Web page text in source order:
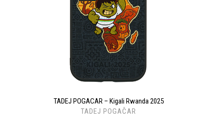
TADEJ POGACAR – Kigali Rwanda 2025
TADEJ POGAČAR